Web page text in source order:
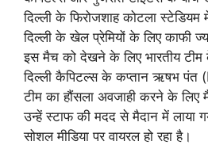
दिल्ली के फिरोजशाह कोटला
दिल्ली के खेल प्रेमियों के लिए काफी
इस मैच को देखने के लिए भारतीय टीम
दिल्ली कैपिटल्स के कप्तान ऋषभ
टीम का हौंसला अवजाही करने के लिए
उन्हें स्टाफ की मदद से मैदान में लाया
सोशल मीडिया पर वायरल हो रहा है।